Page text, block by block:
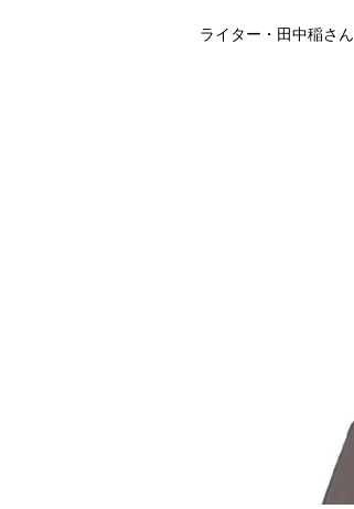
ライター・田中稲さん